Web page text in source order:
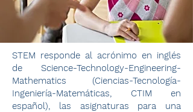
STEM responde al acrónimo en inglés
de Science-Technology-Engineering-
Mathematics (Ciencias-Tecnología-
Ingeniería-Matemáticas, CTIM en
español), las asignaturas para una